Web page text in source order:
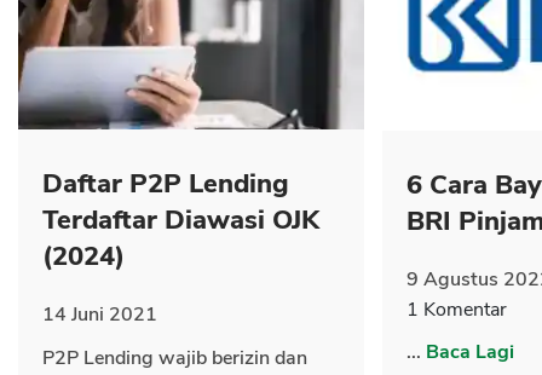
Daftar P2P Lending
Terdaftar Diawasi OJK
(2024)
14 Juni 2021
P2P Lending wajib berizin dan
6 Cara
BRI
9 Agustus
1 Komentar
... Baca Lagi